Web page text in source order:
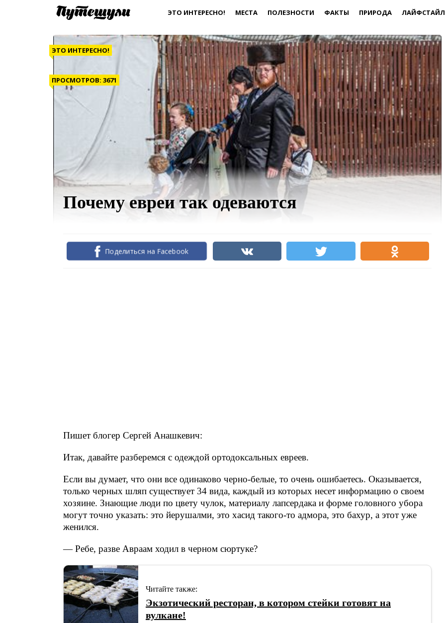
ЭТО ИНТЕРЕСНО! МЕСТА ПОЛЕЗНОСТИ ФАКТЫ ПРИРОДА ЛАЙФСТАЙЛ
ЭТО ИНТЕРЕСНО!
ПРОСМОТРОВ: 3671
Почему евреи так одеваются
Поделиться на Facebook
Пишет блогер Сергей Анашкевич:
Итак, давайте разберемся с одеждой ортодоксальных евреев.
Если вы думает, что они все одинаково черно-белые, то очень ошибаетесь. Оказывается,
только черных шляп существует 34 вида, каждый из которых несет информацию о своем
хозяине. Знающие люди по цвету чулок, материалу лапсердака и форме головного убора
могут точно указать: это йерушалми, это хасид такого-то адмора, это бахур, а этот уже
женился.
— Ребе, разве Авраам ходил в черном сюртуке?
Читайте также:
Экзотический ресторан, в котором стейки готовят на
вулкане!